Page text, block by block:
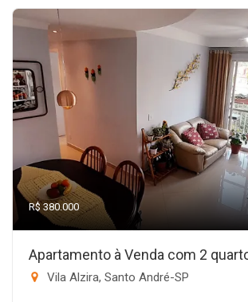
R$ 380.000
Apartamento à Venda com 2
Vila Alzira, Santo André-SP